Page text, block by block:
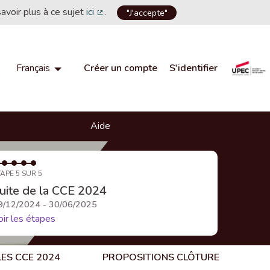
plus à ce sujetici
(Lien externe)
. "J'accepte"
Français Choisir la langueChoose language
Créer un compte S'identifier
Aide
5 SUR 5
de la CCE 2024
12/2024 - 30/06/2025
les étapes
CCE 2024 PROPOSITIONS CLÔTURE